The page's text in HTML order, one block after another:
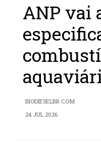
ANP vai
BIODIESELBR.COM
24 JUL 2026